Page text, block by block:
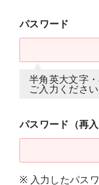
パスワード
半角英大文字
ご入力ください
パスワード（再入
※ 入力したパス